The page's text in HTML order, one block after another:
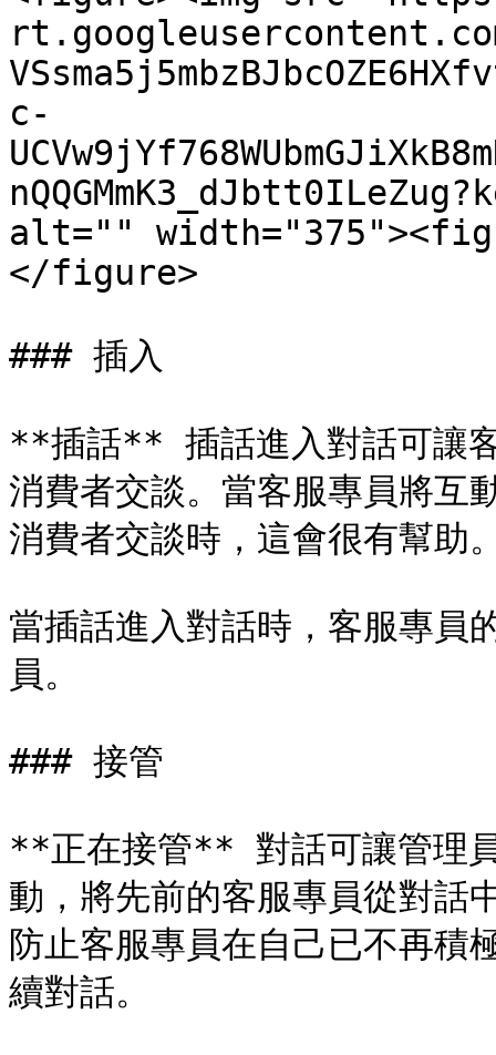
rt.googleusercontent.com/
c-
alt=""
</figure>
### 插入
**插話** 插話進入對話可讓
消費者交談。當客服專員將互
消費者交談時，這會很有幫助
當插話進入對話時，客服專員
員。
### 接管
**正在接管** 對話可讓管理
動，將先前的客服專員從對話
防止客服專員在自己已不再積
續對話。